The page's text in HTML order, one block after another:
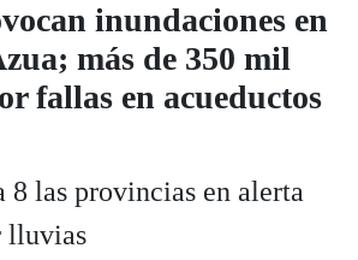
inundaciones en
más de 350 mil
fallas en acueductos
8 las provincias en alerta
lluvias